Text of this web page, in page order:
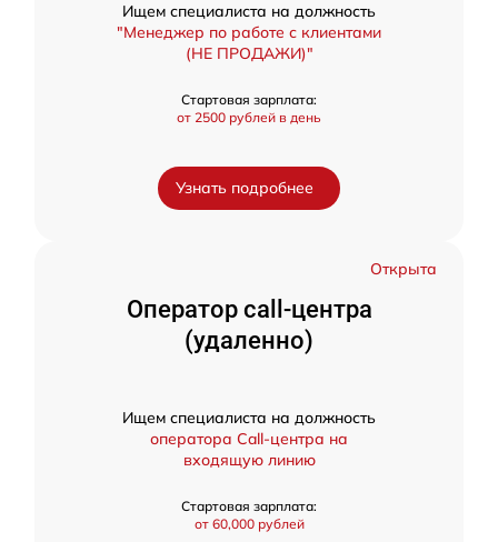
Ищем специалиста на должность
"Менеджер по работе с клиентами
(НЕ ПРОДАЖИ)"
Стартовая зарплата:
от 2500 рублей в день
Узнать подробнее
Открыта
Оператор call-центра
(удаленно)
Ищем специалиста на должность
оператора Call-центра на
входящую линию
Стартовая зарплата:
от 60,000 рублей